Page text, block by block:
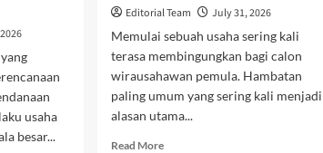
usaha
besar...
Editorial Team
July 31, 2026
Memulai sebuah usaha sering kali
terasa membingungkan bagi calon
wirausahawan pemula. Hambatan
paling umum yang sering kali menjadi
alasan utama...
Read MoreRead